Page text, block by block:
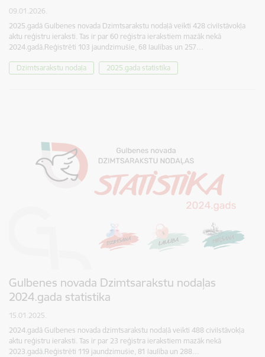
09.01.2026.
2025.gadā Gulbenes novada Dzimtsarakstu nodaļā veikti 428 civilstāvokļa
aktu reģistru ieraksti. Tas ir par 60 reģistra ierakstiem mazāk nekā
2024.gadā.Reģistrēti 103 jaundzimušie, 68 laulības un 257…
Dzimtsarakstu nodaļa 2025.gada statistika
Gulbenes novada Dzimtsarakstu nodaļas
2024.gada statistika
15.01.2025.
2024.gadā Gulbenes novada dzimtsarakstu nodaļā veikti 488 civilstāvokļa
aktu reģistru ieraksti. Tas ir par 23 reģistra ierakstiem mazāk nekā
2023.gadā.Reģistrēti 119 jaundzimušie, 81 laulība un 288…